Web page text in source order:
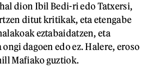
dion Ibil Bedi-ri edo Tatxersi,
ditut kritikak, eta etengabe
eztabaidatzen, eta
ongi dagoen edo ez. Halere, eroso
Mafiako guztiok.